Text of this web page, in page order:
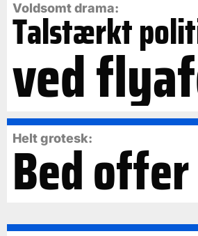
Voldsomt drama:
Talstærkt
ved
Helt grotesk:
Bed